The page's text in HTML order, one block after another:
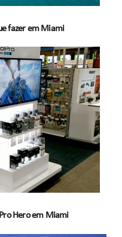
fazer em Miami
Hero em Miami